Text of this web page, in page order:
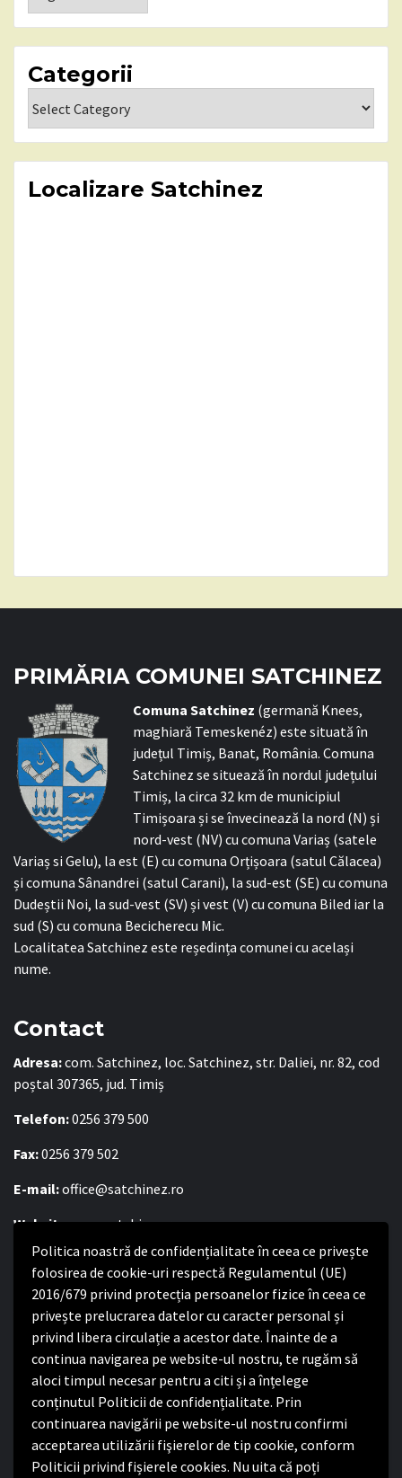
Politica noastră de confidențialitate în ceea ce privește
folosirea de cookie-uri respectă Regulamentul (UE)
2016/679 privind protecția persoanelor fizice în ceea ce
privește prelucrarea datelor cu caracter personal și
privind libera circulație a acestor date. Înainte de a
continua navigarea pe website-ul nostru, te rugăm să
aloci timpul necesar pentru a citi și a înțelege
conținutul Politicii de confidențialitate. Prin
continuarea navigării pe website-ul nostru confirmi
acceptarea utilizării fişierelor de tip cookie, conform
Politicii privind fișierele cookies. Nu uita că poți
Categorii
Localizare Satchinez
PRIMĂRIA COMUNEI SATCHINEZ
Comuna Satchinez (germană Knees,
maghiară Temeskenéz) este situată în
județul Timiș, Banat, România. Comuna
Satchinez se situează în nordul județului
Timiș, la circa 32 km de municipiul
Timișoara și se învecinează la nord (N) și
nord-vest (NV) cu comuna Variaș (satele
Variaș si Gelu), la est (E) cu comuna Orțișoara (satul Călacea)
și comuna Sânandrei (satul Carani), la sud-est (SE) cu comuna
Dudeștii Noi, la sud-vest (SV) și vest (V) cu comuna Biled iar la
sud (S) cu comuna Becicherecu Mic.
Localitatea Satchinez este reședința comunei cu același
nume.
Contact
Adresa:com. Satchinez, loc. Satchinez, str. Daliei, nr. 82, cod
poștal 307365, jud. Timiș
Telefon:0256 379 500
Fax:0256 379 502
E-mail:office@satchinez.ro
Website:www.satchinez.ro
Program cu publicul:
Luni – Joi:8:00-16:30
Vineri:8:00 – 14:00
Politica de confidențialitate
Politica de confidențialitate
Nota de informare privind implementarea Regulamentului
(UE) 2016/679